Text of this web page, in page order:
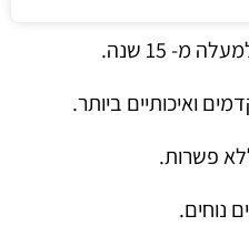
מ- 15 שנה.
ואיכותיים ביותר.
פשרות.
נוחים.